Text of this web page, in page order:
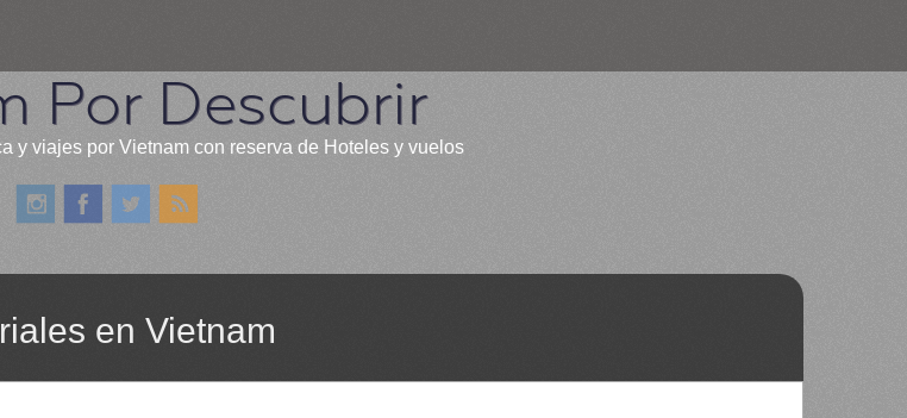
Por Descubrir
y viajes por Vietnam con reserva de Hoteles y vuelos
en Vietnam